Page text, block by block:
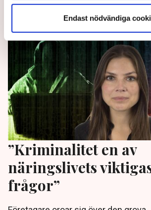
Endast nödvändiga
2 years ago | Av: Daniel Mellwing
”Kriminalitet en av
näringslivets
frågor”